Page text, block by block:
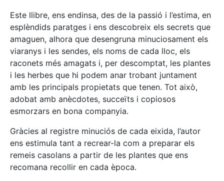
Este llibre, ens endinsa, des de la passió i l’estima, en
esplèndids paratges i ens descobreix els secrets que
amaguen, alhora que desengruna minuciosament els
viaranys i les sendes, els noms de cada lloc, els
raconets més amagats i, per descomptat, les plantes
i les herbes que hi podem anar trobant juntament
amb les principals propietats que tenen. Tot això,
adobat amb anècdotes, succeïts i copiosos
esmorzars en bona companyia.
Gràcies al registre minuciós de cada eixida, l’autor
ens estimula tant a recrear-la com a preparar els
remeis casolans a partir de les plantes que ens
recomana recollir en cada època.